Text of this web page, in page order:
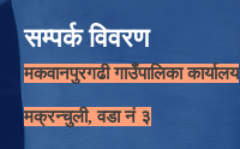
सम्पर्क विवरण
मकवानपुरगढी गाउँपालिका कार्यालय
मक्रन्चुली, वडा नं ३